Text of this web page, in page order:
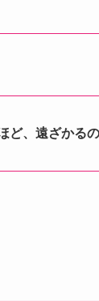
、遠ざかる